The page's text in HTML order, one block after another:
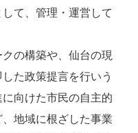
て、管理・運営して
の構築や、仙台の現
た政策提言を行いう
向けた市民の自主的
地域に根ざした事業